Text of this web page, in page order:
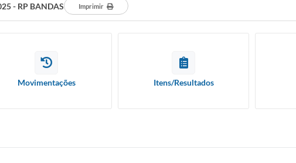
- RP BANDAS Imprimir
Movimentações Itens/Resultados